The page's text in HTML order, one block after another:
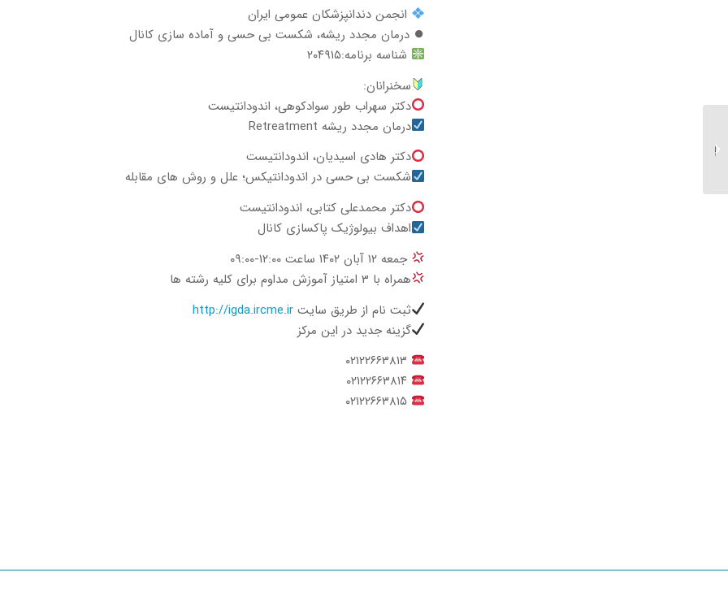
انجمن دندانپزشکان عمومی ایران
⏺ درمان مجدد ریشه، شکست بی حسی و آماده سازی کانال
شناسه برنامه:۲۰۴۹۱۵
سخنرانان:
دکتر سهراب طور سوادکوهی، اندودانتیست
درمان مجدد ریشه Retreatment
دکتر هادی اسیدیان، اندودانتیست
شکست بی حسی در اندودانتیکس؛ علل و روش های مقابله
دکتر محمدعلی کتابی، اندودانتیست
اهداف بیولوژیک پاکسازی کانال
جمعه ۱۲ آبان ۱۴۰۲ ساعت ۱۲:۰۰-۰۹:۰۰
همراه با ۳ امتیاز آموزش مداوم برای کلیه رشته ها
ثبت نام از طریق سایت http://igda.ircme.ir
گزینه جدید در این مرکز